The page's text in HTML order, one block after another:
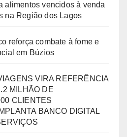
alimentos vencidos à venda
na Região dos Lagos
reforça combate à fome e
em Búzios
VIRA REFERÊNCIA
MILHÃO DE
CLIENTES
BANCO DIGITAL